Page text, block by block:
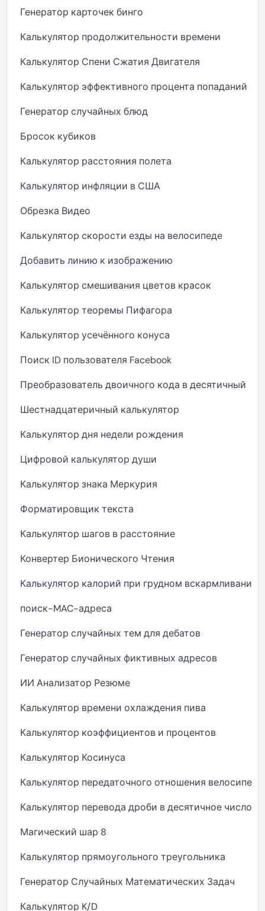
Генератор карточек бинго
Калькулятор продолжительности времени
Калькулятор Спени Сжатия Двигателя
Калькулятор эффективного процента попаданий
Генератор случайных блюд
Бросок кубиков
Калькулятор расстояния полета
Калькулятор инфляции в США
Обрезка Видео
Калькулятор скорости езды на велосипеде
Добавить линию к изображению
Калькулятор смешивания цветов красок
Калькулятор теоремы Пифагора
Калькулятор усечённого конуса
Поиск ID пользователя Facebook
Преобразователь двоичного кода в десятичный
Шестнадцатеричный калькулятор
Калькулятор дня недели рождения
Цифровой калькулятор души
Калькулятор знака Меркурия
Форматировщик текста
Калькулятор шагов в расстояние
Конвертер Бионического Чтения
Калькулятор калорий при грудном вскармливании
поиск-MAC-адреса
Генератор случайных тем для дебатов
Генератор случайных фиктивных адресов
ИИ Анализатор Резюме
Калькулятор времени охлаждения пива
Калькулятор коэффициентов и процентов
Калькулятор Косинуса
Калькулятор передаточного отношения велосипеда
Калькулятор перевода дроби в десятичное число
Магический шар 8
Калькулятор прямоугольного треугольника
Генератор Случайных Математических Задач
Калькулятор K/D